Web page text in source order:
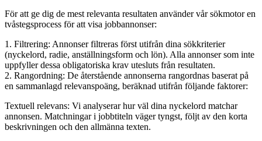
För att ge dig de mest relevanta resultaten använder vår sökmotor en
tvåstegsprocess för att visa jobbannonser:
1. Filtrering: Annonser filtreras först utifrån dina sökkriterier
(nyckelord, radie, anställningsform och lön). Alla annonser som inte
uppfyller dessa obligatoriska krav utesluts från resultaten.
2. Rangordning: De återstående annonserna rangordnas baserat på
en sammanlagd relevanspoäng, beräknad utifrån följande faktorer:
Textuell relevans: Vi analyserar hur väl dina nyckelord matchar
annonsen. Matchningar i jobbtiteln väger tyngst, följt av den korta
beskrivningen och den allmänna texten.